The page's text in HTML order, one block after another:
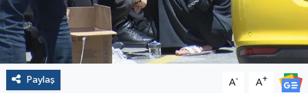
Paylaş A- A+
Yaşam
Çalışma Hayatı
Kadın